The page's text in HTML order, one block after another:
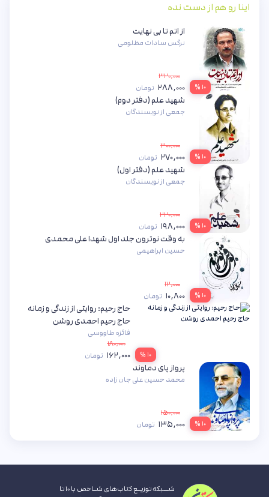
اینا رو هم از دست نده
۱۰ %
از اتم تا بی نهایت
نرگس سادات مظلومی
۳۲۰,۰۰۰
۲۸۸,۰۰۰ تومان
۱۰ %
شهید علم (دفتر دوم)
جمعی از نویسندگان
۳۰۰,۰۰۰
۲۷۰,۰۰۰ تومان
۱۰ %
شهید علم (دفتر اول)
جمعی از نویسندگان
۲۲۰,۰۰۰
۱۹۸,۰۰۰ تومان
۱۰ %
به وقت نوترون جلد اول شهدا علی محمدی
حسین ابراهیمی
۱۲,۰۰۰
۱۰,۸۰۰ تومان
۱۰ %
حاج رحیم: روایتی از زندگی و زمانه
حاج رحیم احمدی روشن
فائزه طاووسی
۱۸۰,۰۰۰
۱۶۲,۰۰۰ تومان
۱۰ %
پرواز پای دماوند
محمد حسین علی جان زاده
۱۵۰,۰۰۰
۱۳۵,۰۰۰ تومان
شــبکه توزیـع کتاب‌های شـاخص با ۱۰ تا